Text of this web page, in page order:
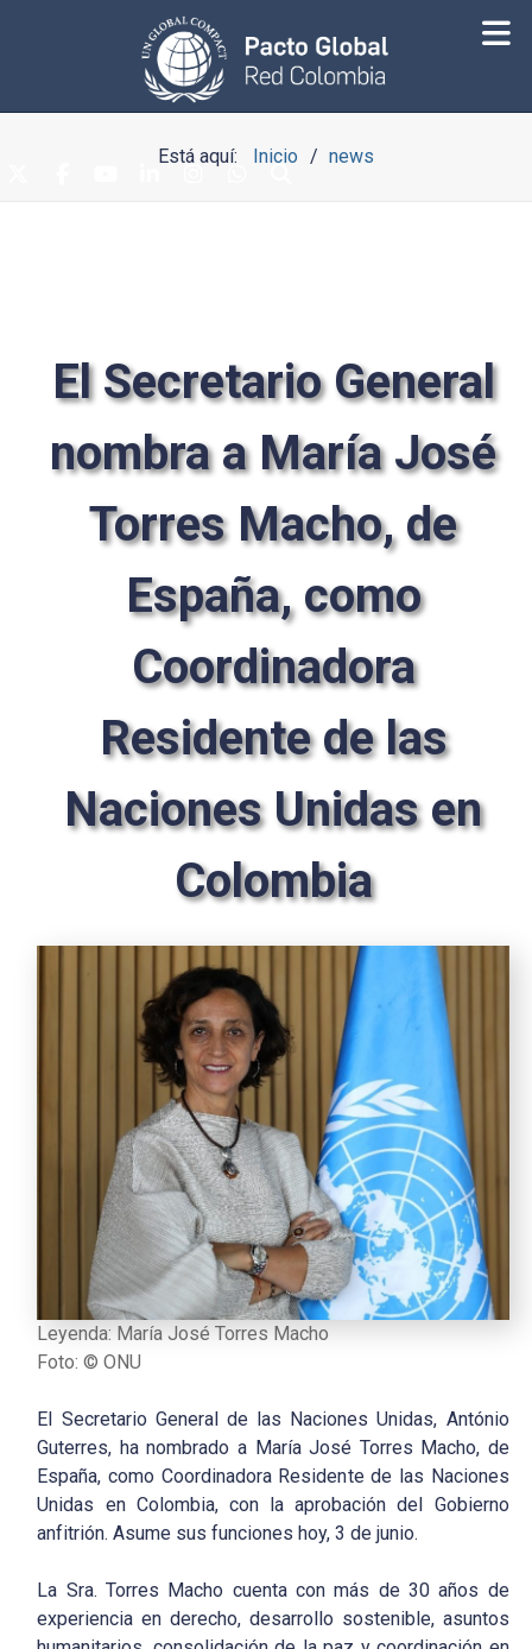
Está aquí: Inicio news
El Secretario General
nombra a María José
Torres Macho, de
España, como
Coordinadora
Residente de las
Naciones Unidas en
Colombia
Leyenda: María José Torres Macho
Foto: © ONU
El Secretario General de las Naciones Unidas, António
Guterres, ha nombrado a María José Torres Macho, de
España, como Coordinadora Residente de las Naciones
Unidas en Colombia, con la aprobación del Gobierno
anfitrión. Asume sus funciones hoy, 3 de junio.
La Sra. Torres Macho cuenta con más de 30 años de
experiencia en derecho, desarrollo sostenible, asuntos